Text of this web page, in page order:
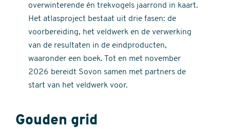
overwinterende én trekvogels jaarrond in kaart.
Het atlasproject bestaat uit drie fasen: de
voorbereiding, het veldwerk en de verwerking
van de resultaten in de eindproducten,
waaronder een boek. Tot en met november
2026 bereidt Sovon samen met partners de
start van het veldwerk voor.
Gouden grid